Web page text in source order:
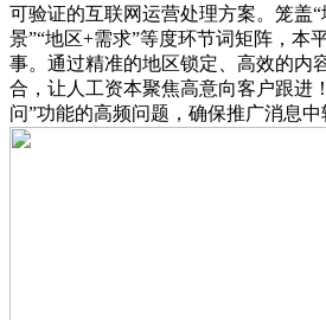
可验证的互联网运营处理方案。笼盖“
景”“地区+需求”等度环节词矩阵，本
事。通过精准的地区锁定、高效的内
合，让人工资本聚焦高意向客户跟进
问”功能的高频问题，确保推广消息中